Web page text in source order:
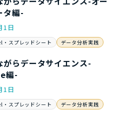
タ編-
1日
・スプレッドシート データ分析実践
がらデータサイエンス-
編-
1日
・スプレッドシート データ分析実践